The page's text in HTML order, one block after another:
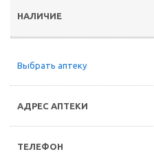
Выбрать аптеку